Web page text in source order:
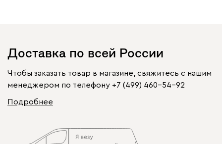
Доставка по всей России
Чтобы заказать товар в магазине, свяжитесь с нашим
менеджером по телефону +7 (499) 460-54-92
Подробнее